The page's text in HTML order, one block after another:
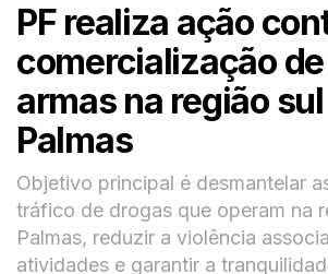
PF realiza ação
comercialização
armas na região
Palmas
Objetivo principal é desmantelar
tráfico de drogas que operam na
Palmas, reduzir a violência
atividades e garantir a